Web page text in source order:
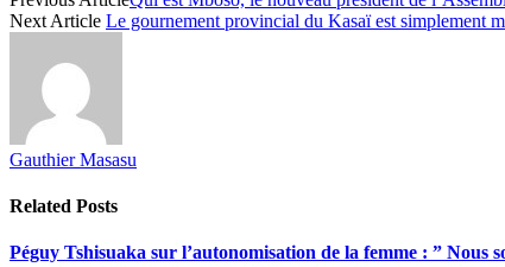
Next Article Le gournement provincial du Kasaï est simplement
Gauthier Masasu
Related Posts
Péguy Tshisuaka sur l’autonomisation de la femme : ” Nous